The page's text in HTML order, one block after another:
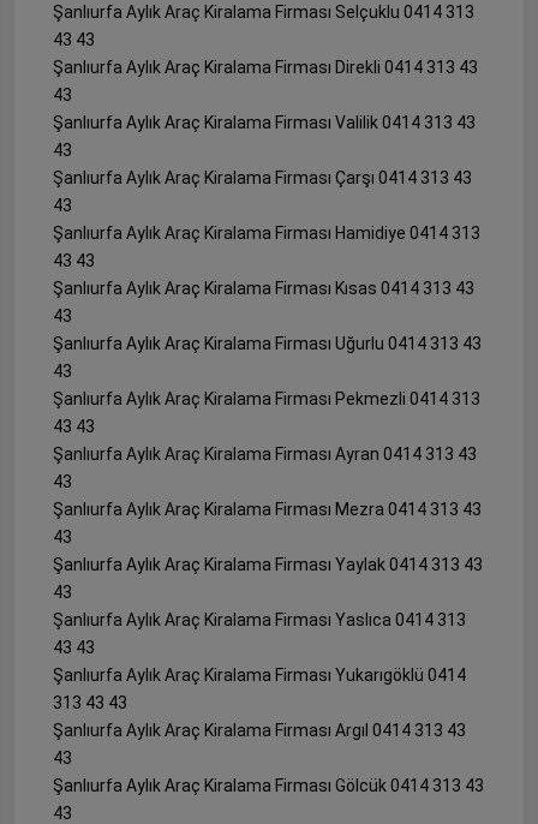
Şanlıurfa Aylık Araç Kiralama Firması Selçuklu 0414 313
43 43
Şanlıurfa Aylık Araç Kiralama Firması Direkli 0414 313 43
43
Şanlıurfa Aylık Araç Kiralama Firması Valilik 0414 313 43
43
Şanlıurfa Aylık Araç Kiralama Firması Çarşı 0414 313 43
43
Şanlıurfa Aylık Araç Kiralama Firması Hamidiye 0414 313
43 43
Şanlıurfa Aylık Araç Kiralama Firması Kısas 0414 313 43
43
Şanlıurfa Aylık Araç Kiralama Firması Uğurlu 0414 313 43
43
Şanlıurfa Aylık Araç Kiralama Firması Pekmezli 0414 313
43 43
Şanlıurfa Aylık Araç Kiralama Firması Ayran 0414 313 43
43
Şanlıurfa Aylık Araç Kiralama Firması Mezra 0414 313 43
43
Şanlıurfa Aylık Araç Kiralama Firması Yaylak 0414 313 43
43
Şanlıurfa Aylık Araç Kiralama Firması Yaslıca 0414 313
43 43
Şanlıurfa Aylık Araç Kiralama Firması Yukarıgöklü 0414
313 43 43
Şanlıurfa Aylık Araç Kiralama Firması Argıl 0414 313 43
43
Şanlıurfa Aylık Araç Kiralama Firması Gölcük 0414 313 43
43